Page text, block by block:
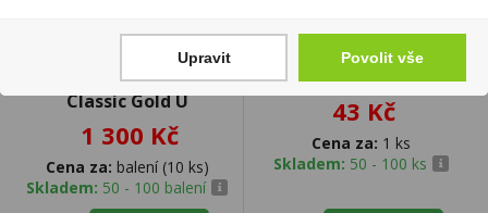
Tabáková náplň Delia
Classic Gold U
1 300 Kč
Cena za: balení (10 ks)
Skladem: 50 - 100 balení
Dutinky P&S Black 100ks
43 Kč
Cena za: 1 ks
Skladem: 50 - 100 ks
Upravit Povolit vše